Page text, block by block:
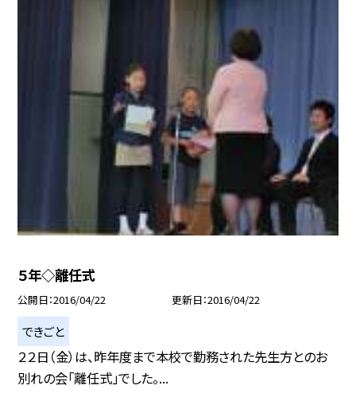
５年◇離任式
公開日 2016/04/22 更新日 2016/04/22
できごと
２２日（金）は、昨年度まで本校で勤務された先生方とのお
別れの会「離任式」でした。...